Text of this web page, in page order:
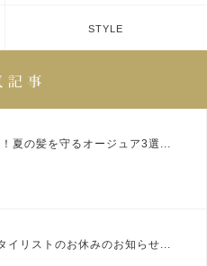
STYLE
夏の髪を守るオージュア3選...
イリストのお休みのお知らせ...